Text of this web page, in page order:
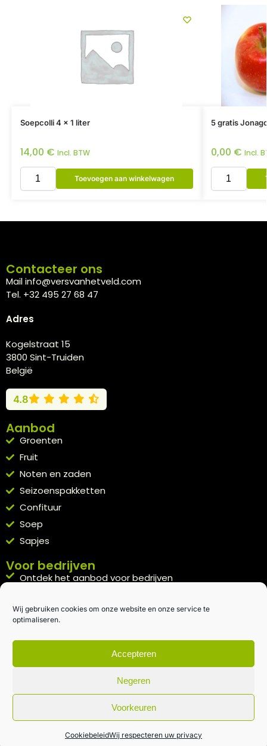
Wij gebruiken cookies om onze website en onze service te
optimaliseren.
Accepteren
Negeren
Voorkeuren
CookiebeleidWij respecteren uw privacy
Soepcolli 4 x 1 liter
14,00 € Incl. BTW
Toevoegen aan winkelwagen
5 gratis
0,00 € Incl.
Contacteer ons
Mail info@versvanhetveld.com
Tel. +32 495 27 68 47
Adres
Kogelstraat 15
3800 Sint-Truiden
België
4.8
Aanbod
Groenten
Fruit
Noten en zaden
Seizoenspakketten
Confituur
Soep
Sapjes
Voor bedrijven
Ontdek het aanbod voor bedrijven
Kennismakingspakket aanvragen
Blijft op de hoogte
Rechtstreeks van het veld naar je inbox.
Inschrijven nieuwsbrief
Algemene voorwaarden|Privacybeleid| gemaakt met door
creativitijd